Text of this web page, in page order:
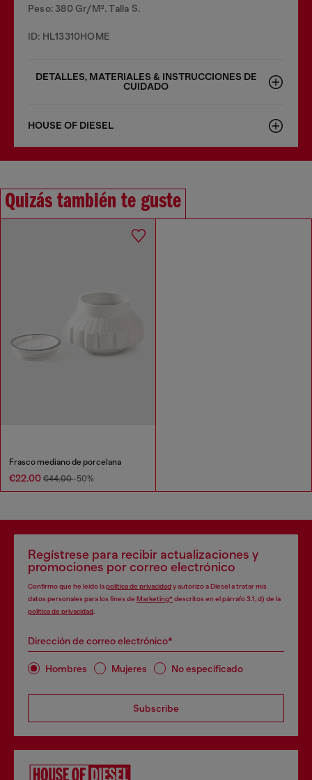
Peso: 380 Gr/M². Talla S.
ID: HL13310HOME
DETALLES, MATERIALES & INSTRUCCIONES DE
CUIDADO
HOUSE OF DIESEL
Quizás también te guste
Frasco mediano de porcelana
€22.00 €44.00-50%
Regístrese para recibir actualizaciones y
promociones por correo electrónico
Confirmo que he leído lapolítica de privacidady autorizo a Diesel a tratar mis
datos personales para los fines de Marketing*descritos en el párrafo 3.1, d) de la
política de privacidad
Dirección de correo electrónico*
Hombres Mujeres No especificado
Subscribe